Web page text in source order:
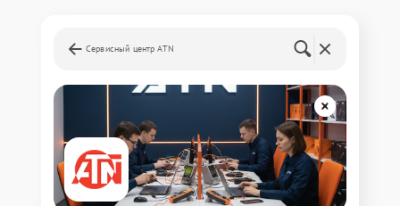
Сервисный центр ATN